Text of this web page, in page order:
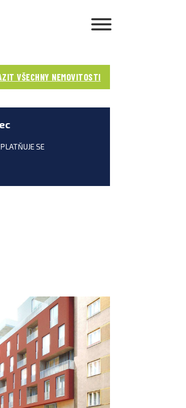
VŠECHNY NEMOVITOSTI
SE